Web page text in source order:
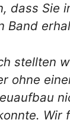
dass Sie
Band
stellten
ohne
Wir